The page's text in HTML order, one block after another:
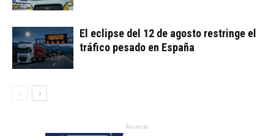
El eclipse del 12 de agosto restringe el
tráfico pesado en España
Anuncio